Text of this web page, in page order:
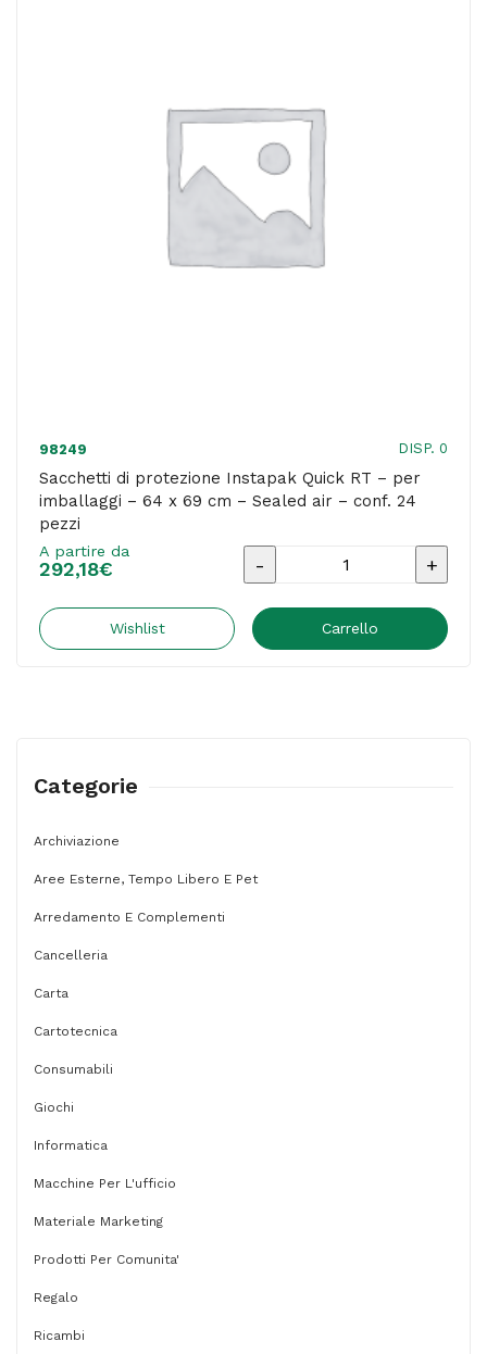
-
54
68
-
pezzi
quantità
98249 DISP. 0
Sacchetti di protezione Instapak Quick RT – per
imballaggi – 64 x 69 cm – Sealed air – conf. 24
pezzi
A partire da
292,18€
Sacchetti
protezione
64
Wishlist Carrello
Categorie
Archiviazione
Aree Esterne, Tempo Libero E Pet
Arredamento E Complementi
Cancelleria
Carta
Cartotecnica
Consumabili
Giochi
Informatica
Macchine Per L'ufficio
Materiale Marketing
Prodotti Per Comunita'
Regalo
Ricambi